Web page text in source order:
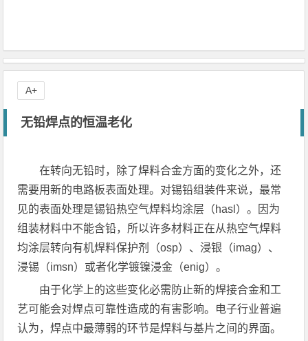
无铅焊点的恒温老化
在转向无铅时，除了焊料合金方面的变化之外，还
需要用新的电路板表面处理。对锡铅组装件来说，最常
见的表面处理是锡铅热空气焊料均涂层（hasl）。因为
组装材料中不能含铅，所以许多材料正在从热空气焊料
均涂层转向有机焊料保护剂（osp）、浸银（imag）、
浸锡（imsn）或者化学镀镍浸金（enig）。
由于化学上的这些变化必需防止新的焊接合金和工
艺可能会对焊点可靠性造成的有害影响。电子行业普遍
认为，焊点中最薄弱的环节是焊料与基片之间的界面。
A+